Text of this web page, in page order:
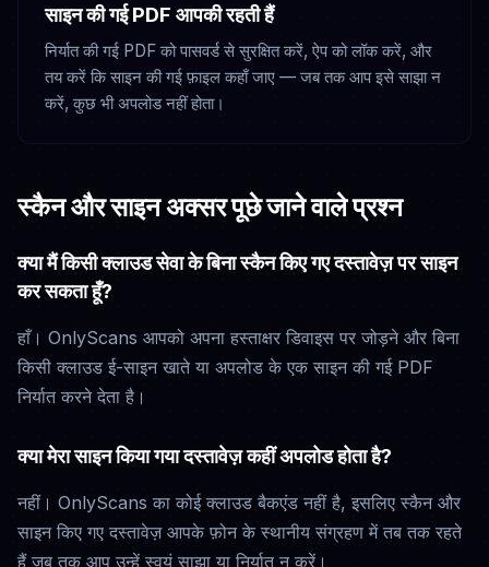
साइन की गई PDF आपकी रहती हैं
निर्यात की गई PDF को पासवर्ड से सुरक्षित करें, ऐप को लॉक करें, और
तय करें कि साइन की गई फ़ाइल कहाँ जाए — जब तक आप इसे साझा न
करें, कुछ भी अपलोड नहीं होता।
स्कैन और साइन अक्सर पूछे जाने वाले प्रश्न
क्या मैं किसी क्लाउड सेवा के बिना स्कैन किए गए दस्तावेज़ पर साइन
कर सकता हूँ?
हाँ। OnlyScans आपको अपना हस्ताक्षर डिवाइस पर जोड़ने और बिना
किसी क्लाउड ई-साइन खाते या अपलोड के एक साइन की गई PDF
निर्यात करने देता है।
क्या मेरा साइन किया गया दस्तावेज़ कहीं अपलोड होता है?
नहीं। OnlyScans का कोई क्लाउड बैकएंड नहीं है, इसलिए स्कैन और
साइन किए गए दस्तावेज़ आपके फ़ोन के स्थानीय संग्रहण में तब तक रहते
हैं जब तक आप उन्हें स्वयं साझा या निर्यात न करें।